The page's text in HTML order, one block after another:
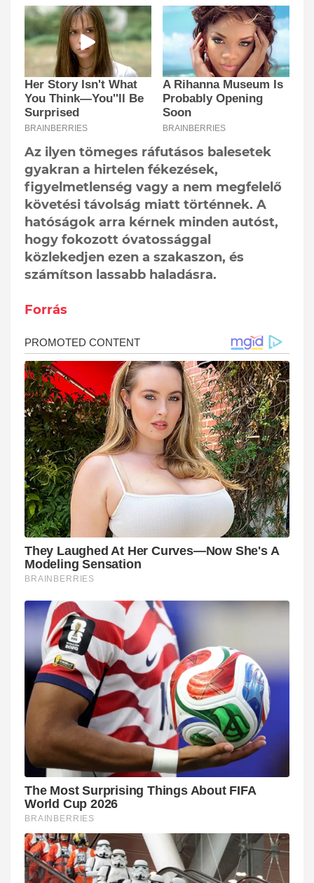
Az ilyen tömeges ráfutásos balesetek
gyakran a hirtelen fékezések,
figyelmetlenség vagy a nem megfelelő
követési távolság miatt történnek. A
hatóságok arra kérnek minden autóst,
hogy fokozott óvatossággal
közlekedjen ezen a szakaszon, és
számítson lassabb haladásra.
Forrás